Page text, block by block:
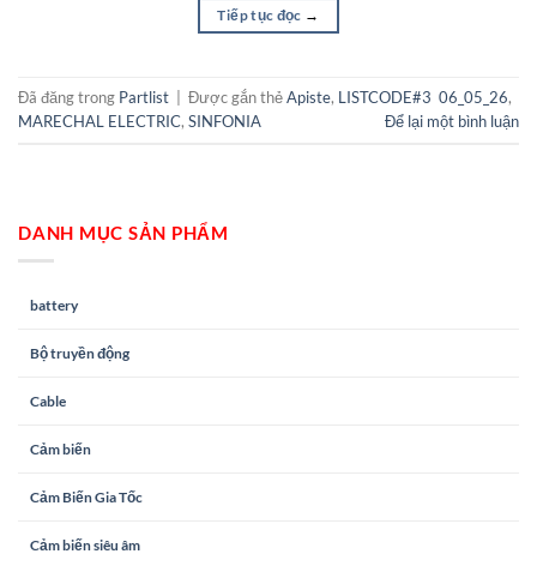
Tiếp tục đọc →
Đã đăng trong Partlist Được gắn thẻApiste, LISTCODE#3 06_05_26,
MARECHAL ELECTRIC, SINFONIA Để lại một bình luận
DANH MỤC SẢN PHẨM
battery
Bộ truyền động
Cable
Cảm biến
Cảm Biến Gia Tốc
Cảm biến siêu âm